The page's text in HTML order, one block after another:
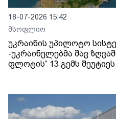
18-07-2026 15:42
მსოფლიო
უკრაინის უპილოტო
-უკრაინელებმა შავ
ფლოტის“ 13 გემს შეუტიეს.